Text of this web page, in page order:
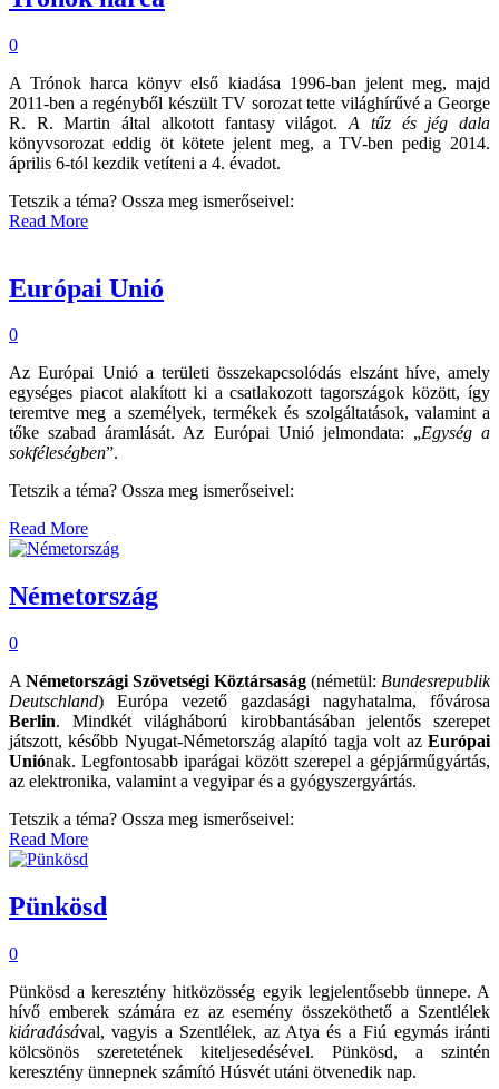
0
A Trónok harca könyv első kiadása 1996-ban jelent meg, majd
2011-ben a regényből készült TV sorozat tette világhírűvé a George
R. R. Martin által alkotott fantasy világot.A tűz és jég dala
könyvsorozat eddig öt kötete jelent meg, a TV-ben pedig 2014.
április 6-tól kezdik vetíteni a 4. évadot.
Tetszik a téma? Ossza meg ismerőseivel:
Read More
Európai Unió
0
Az Európai Unió a területi összekapcsolódás elszánt híve, amely
egységes piacot alakított ki a csatlakozott tagországok között, így
teremtve meg a személyek, termékek és szolgáltatások, valamint a
tőke szabad áramlását. Az Európai Unió jelmondata: „Egység a
sokféleségben”.
Tetszik a téma? Ossza meg ismerőseivel:
Read More
Németország
0
A Németországi Szövetségi Köztársaság (németül: Bundesrepublik
Deutschland) Európa vezető gazdasági nagyhatalma, fővárosa
Berlin. Mindkét világháború kirobbantásában jelentős szerepet
játszott, később Nyugat-Németország alapító tagja volt az Európai
Uniónak. Legfontosabb iparágai között szerepel a gépjárműgyártás,
az elektronika, valamint a vegyipar és a gyógyszergyártás.
Tetszik a téma? Ossza meg ismerőseivel:
Read More
Pünkösd
0
Pünkösd a keresztény hitközösség egyik legjelentősebb ünnepe. A
hívő emberek számára ez az esemény összeköthető a Szentlélek
kiáradásával, vagyis a Szentlélek, az Atya és a Fiú egymás iránti
kölcsönös szeretetének kiteljesedésével. Pünkösd, a szintén
keresztény ünnepnek számító Húsvét utáni ötvenedik nap.